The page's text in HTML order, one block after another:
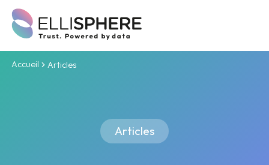
Accueil Articles
Articles